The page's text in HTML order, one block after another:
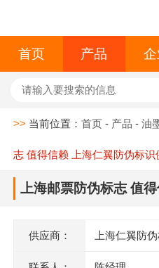
首页 产品
>> 当前位置：首页 - 产品 -油
志 值得信赖 上海仁翼防伪标识
上海邮票防伪标志 值
供应商： 上海仁翼防